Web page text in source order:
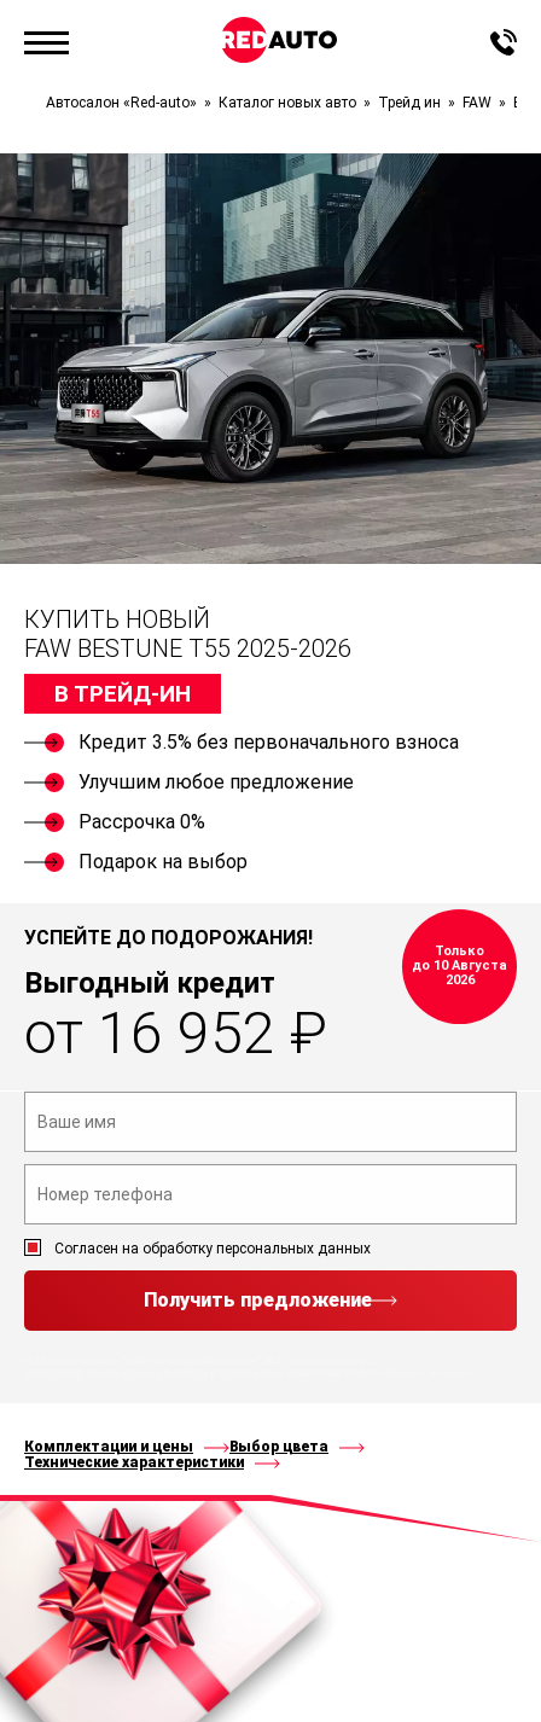
Автосалон «Red-auto» Каталог новых авто Трейд ин FAW
КУПИТЬ НОВЫЙ
FAW BESTUNE T55 2025-2026
В ТРЕЙД-ИН
Кредит 3.5% без первоначального взноса
Улучшим любое предложение
Рассрочка 0%
Подарок на выбор
УСПЕЙТЕ ДО ПОДОРОЖАНИЯ!
Выгодный кредит
от 16 952 ₽
Только
до 10 Августа
2026
Согласен на обработку персональных данных
Получить предложение
Комплектации и цены
Выбор цвета
Технические характеристики